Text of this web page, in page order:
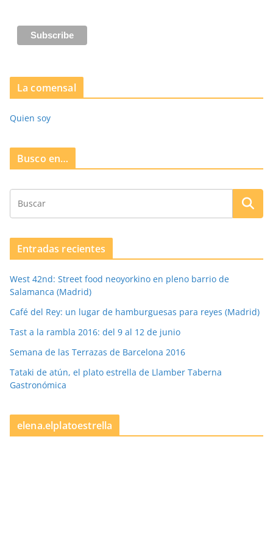
La comensal
Quien soy
Busco en…
Entradas recientes
West 42nd: Street food neoyorkino en pleno barrio de
Salamanca (Madrid)
Café del Rey: un lugar de hamburguesas para reyes (Madrid)
Tast a la rambla 2016: del 9 al 12 de junio
Semana de las Terrazas de Barcelona 2016
Tataki de atún, el plato estrella de Llamber Taberna
Gastronómica
elena.elplatoestrella